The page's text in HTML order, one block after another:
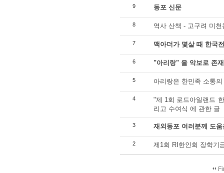
9 동포 신문
8 역사 산책 - 고구려 미
7 맥아더가 몇살 때 한국
6 "아리랑" 을 악보로 존
5 아리랑은 한민족 소통
4
"제 1회 로드아일랜드
리고 수여식 에 관한 글
3 재외동포 여러분께 도
2 제1회 RI한인회 장학기